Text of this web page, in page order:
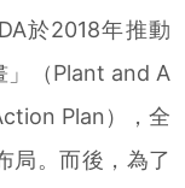
於2018年推動
」（Plant and A
Plan），全
局。而後，為了